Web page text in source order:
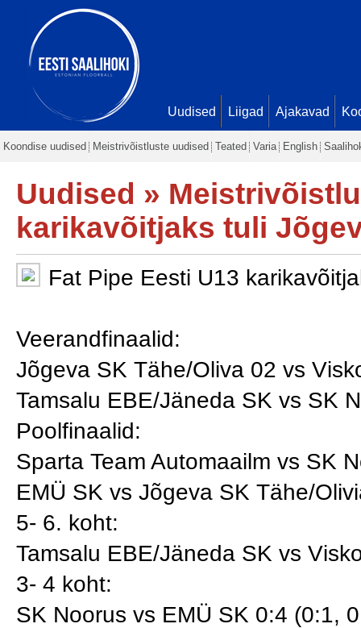
Uudised Liigad Ajakavad
Koondise uudised Meistrivõistluste uudised Teated Varia English
Uudised »
karikavõitjaks tuli
Fat Pipe Eesti U13
Veerandfinaalid:
Jõgeva SK Tähe/Oliva 02 vs
Tamsalu EBE/Jäneda SK vs SK
Poolfinaalid:
Sparta Team Automaailm vs SK
EMÜ SK vs Jõgeva SK Tähe/
5- 6. koht:
Tamsalu EBE/Jäneda SK vs
3- 4 koht:
SK Noorus vs EMÜ SK 0:4 (0:1,